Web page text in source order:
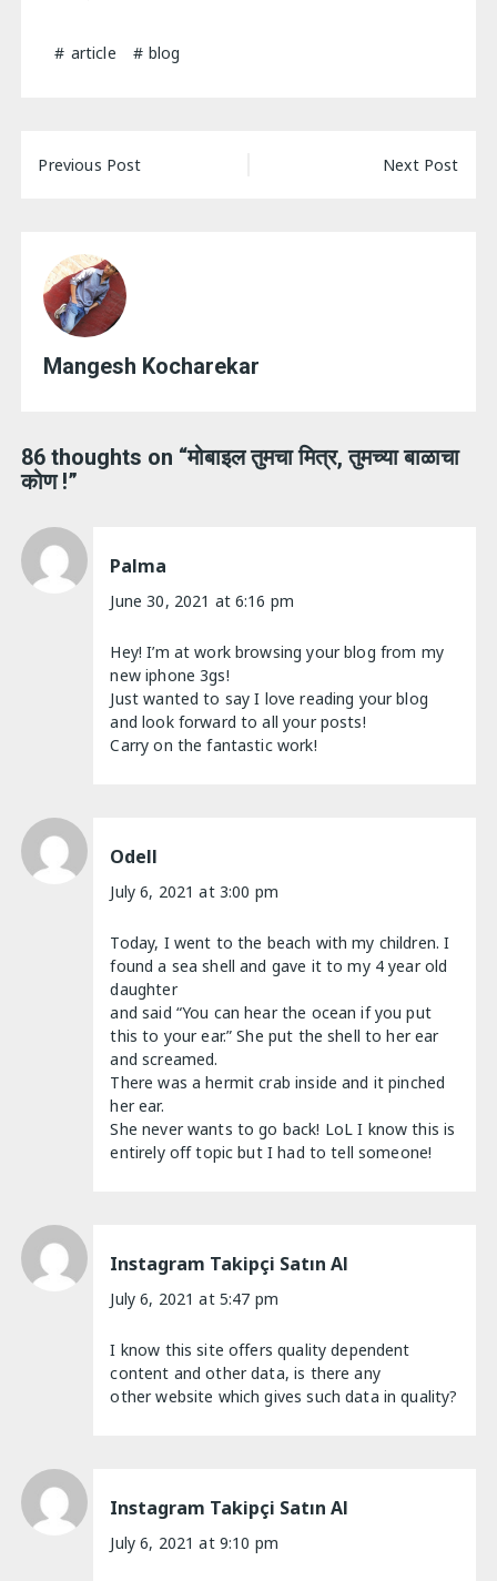
article blog
Post
Previous Post Next Post
Mangesh Kocharekar
86 thoughts on “मोबाइल तुमचा मित्र, तुमच्या बाळाचा
कोण !”
Palma
June 30, 2021 at 6:16 pm
Hey! I’m at work browsing your blog from my
new iphone 3gs!
Just wanted to say I love reading your blog
and look forward to all your posts!
Carry on the fantastic work!
Odell
July 6, 2021 at 3:00 pm
Today, I went to the beach with my children. I
found a sea shell and gave it to my 4 year old
daughter
and said “You can hear the ocean if you put
this to your ear.” She put the shell to her ear
and screamed.
There was a hermit crab inside and it pinched
her ear.
She never wants to go back! LoL I know this is
entirely off topic but I had to tell someone!
Instagram Takipçi Satın Al
July 6, 2021 at 5:47 pm
I know this site offers quality dependent
content and other data, is there any
other website which gives such data in quality?
Instagram Takipçi Satın Al
July 6, 2021 at 9:10 pm